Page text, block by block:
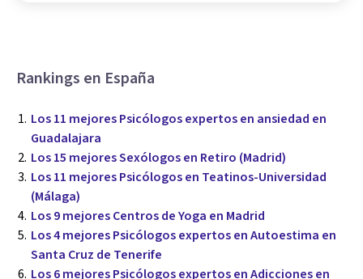
Rankings en España
Los 11 mejores Psicólogos expertos en ansiedad en
Guadalajara
Los 15 mejores Sexólogos en Retiro (Madrid)
Los 11 mejores Psicólogos en Teatinos-Universidad
(Málaga)
Los 9 mejores Centros de Yoga en Madrid
Los 4 mejores Psicólogos expertos en Autoestima en
Santa Cruz de Tenerife
Los 6 mejores Psicólogos expertos en Adicciones en